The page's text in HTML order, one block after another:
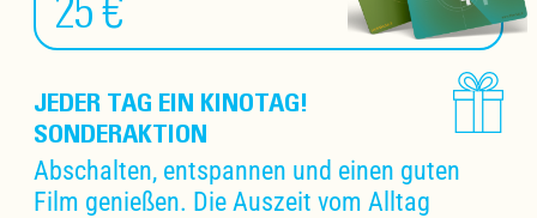
JEDER TAG EIN KINOTAG!
SONDERAKTION
Abschalten, entspannen und einen guten
Film genießen. Die Auszeit vom Alltag